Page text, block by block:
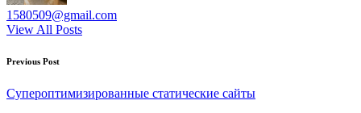
1580509@gmail.com
View All Posts
Post
navigation
Previous Post
Супероптимизированные статические сайты